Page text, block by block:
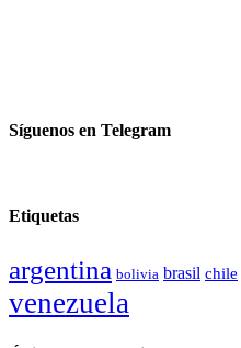
Síguenos en Telegram
Etiquetas
argentina bolivia brasil chile
venezuela